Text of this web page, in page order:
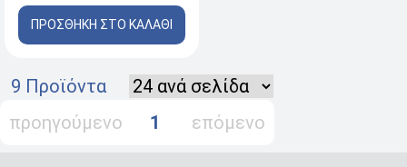
ΠΡΟΣΘΗΚΗ ΣΤΟ ΚΑΛΑΘΙ
9 Προϊόντα
προηγούμενο
1 επόμενο